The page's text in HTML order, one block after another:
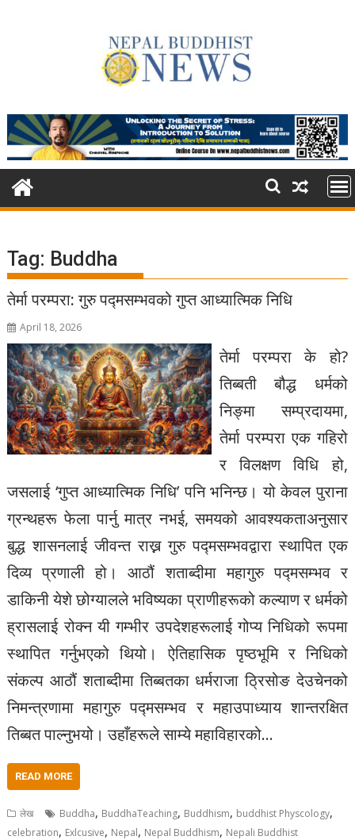
Tag: Buddha
तेर्मा परम्परा: गुरु पद्मसम्भवको गुप्त आध्यात्मिक निधि
April 18, 2026
तेर्मा परम्परा के हो?
तिब्बती बौद्ध धर्मको
निङ्मा सम्प्रदायमा,
तेर्मा परम्परा एक गहिरो
र विलक्षण विधि हो,
जसलाई ‘गुप्त आध्यात्मिक निधि’ पनि भनिन्छ। यो केवल पुराना
ग्रन्थहरू फेला पार्नु मात्र नभई, समयको आवश्यकताअनुसार
बुद्ध शासनलाई जीवन्त राख्न गुरु पद्मसम्भवद्वारा स्थापित एक
दिव्य प्रणाली हो। आठौं शताब्दीमा महागुरु पद्मसम्भव र
डाकिनी येशे छोग्यालले भविष्यका प्राणीहरूको कल्याण र धर्मको
ह्रासलाई रोक्न यी गम्भीर उपदेशहरूलाई गोप्य निधिको रूपमा
स्थापित गर्नुभएको थियो। ऐतिहासिक पृष्ठभूमि र निधिको
संकल्प आठौं शताब्दीमा तिब्बतका धर्मराजा ठ्रिसोङ देउचेनको
निमन्त्रणामा महागुरु पद्मसम्भव र महाउपाध्याय शान्तरक्षित
तिब्बत पाल्नुभयो। उहाँहरूले साम्ये महाविहारको…
READ MORE
लेख Buddha, BuddhaTeaching, Buddhism, buddhist Physcology,
celebration, Exlcusive, Nepal, Nepal Buddhism, Nepali Buddhist